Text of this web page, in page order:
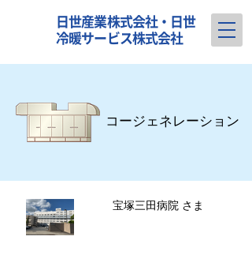
日世産業株式会社・日世
冷暖サービス株式会社
​コージェネレーション
宝塚三田病院 さま